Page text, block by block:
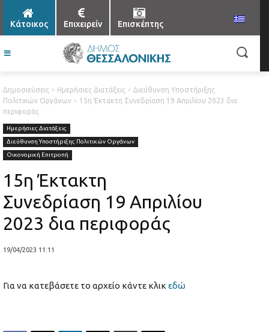
Κάτοικος Επιχειρείν Επισκέπτης
Δημοσιεύσεις Ημερήσιες Διατάξεις
Διεύθυνση Υποστήριξης
Πολιτικών Οργάνων
15η Έκτακτη Συνεδρίαση 19 Απριλίου 2023 δια
περιφοράς
Ημερήσιες Διατάξεις
Διεύθυνση Υποστήριξης Πολιτικών Οργάνων
Οικονομική Επιτροπή
15η Έκτακτη
Συνεδρίαση 19 Απριλίου
2023 δια περιφοράς
19/04/2023 11:11
Για να κατεβάσετε το αρχείο κάντε κλικ εδώ